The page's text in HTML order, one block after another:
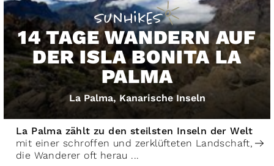
14 TAGE WANDERN AUF
DER ISLA BONITA LA
PALMA
La Palma, Kanarische Inseln
La Palma zählt zu den steilsten Inseln der Welt
mit einer schroffen und zerklüfteten Landschaft,
die Wanderer oft herau ...